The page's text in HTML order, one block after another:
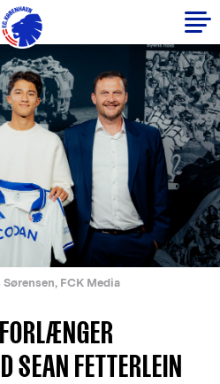
FCK Media
SEAN FETTERLEIN